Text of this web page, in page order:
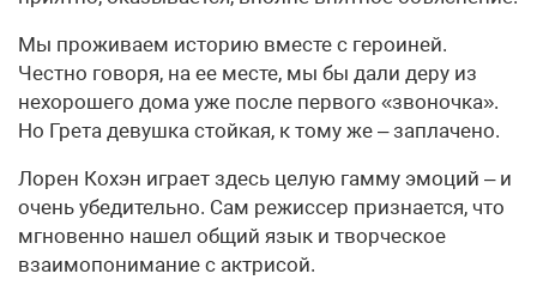
Мы проживаем историю вместе с героиней.
Честно говоря, на ее месте, мы бы дали деру из
нехорошего дома уже после первого «звоночка».
Но Грета девушка стойкая, к тому же – заплачено.
Лорен Кохэн играет здесь целую гамму эмоций – и
очень убедительно. Сам режиссер признается, что
мгновенно нашел общий язык и творческое
взаимопонимание с актрисой.